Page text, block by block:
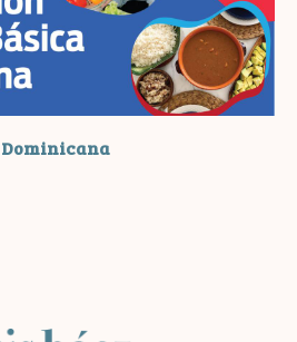
Dominicana